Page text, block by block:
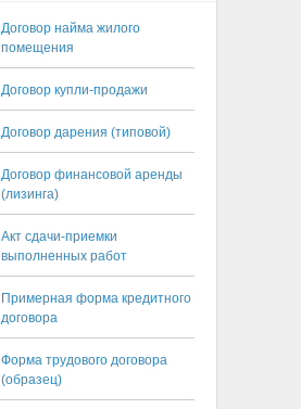
Договор найма жилого
помещения
Договор купли-продажи
Договор дарения (типовой)
Договор финансовой аренды
(лизинга)
Акт сдачи-приемки
выполненных работ
Примерная форма кредитного
договора
Форма трудового договора
(образец)